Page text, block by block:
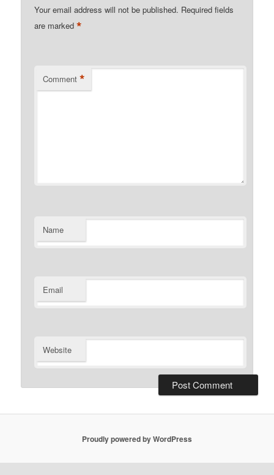
Your email address will not be published. Required fields
are marked*
Comment *
Name
Email
Website
Proudly powered by WordPress